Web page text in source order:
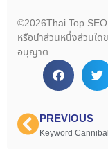
©2026Thai Top
หรือนำส่วนหนึ่งส่วนใด
อนุญาต
PREVIOUS